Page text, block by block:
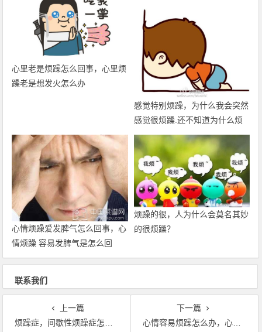
心里老是烦躁怎么回事，心里烦
躁老是想发火怎么办
感觉特别烦躁，为什么我会突然
感觉很烦躁.还不知道为什么烦
躁
心情烦躁爱发脾气怎么回事，心
情烦躁 容易发脾气是怎么回
事？
烦躁的很，人为什么会莫名其妙
的很烦躁？
联系我们
上一篇
烦躁症，间歇性烦躁症怎么治
下一篇
心情容易烦躁怎么办，心情烦躁怎么办，烦死了